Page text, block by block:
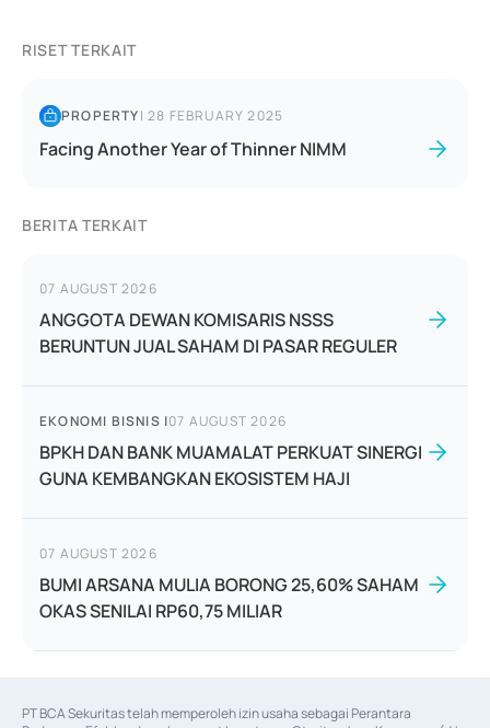
RISET TERKAIT
PROPERTY|28 FEBRUARY 2025
Facing Another Year of Thinner NIMM
BERITA TERKAIT
07 AUGUST 2026
ANGGOTA DEWAN KOMISARIS NSSS
BERUNTUN JUAL SAHAM DI PASAR REGULER
EKONOMI BISNIS |07 AUGUST 2026
BPKH DAN BANK MUAMALAT PERKUAT SINERGI
GUNA KEMBANGKAN EKOSISTEM HAJI
07 AUGUST 2026
BUMI ARSANA MULIA BORONG 25,60% SAHAM
OKAS SENILAI RP60,75 MILIAR
PT BCA Sekuritas telah memperoleh izin usaha sebagai Perantara